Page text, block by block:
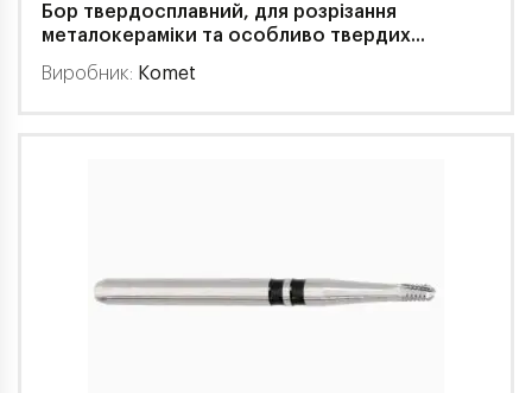
Бор твердосплавний, для розрізання
металокераміки та особливо твердих...
Виробник: Komet